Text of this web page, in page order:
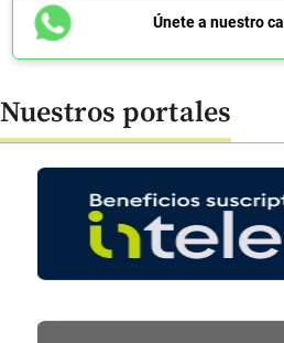
Únete a nuestro
Nuestros portales